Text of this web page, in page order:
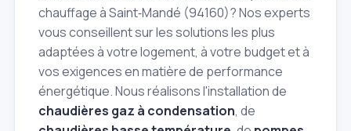
chauffage à Saint‑Mandé (94160)? Nos experts
vous conseillent sur les solutions les plus
adaptées à votre logement, à votre budget et à
vos exigences en matière de performance
énergétique. Nous réalisons l'installation de
chaudières gaz à condensation, de